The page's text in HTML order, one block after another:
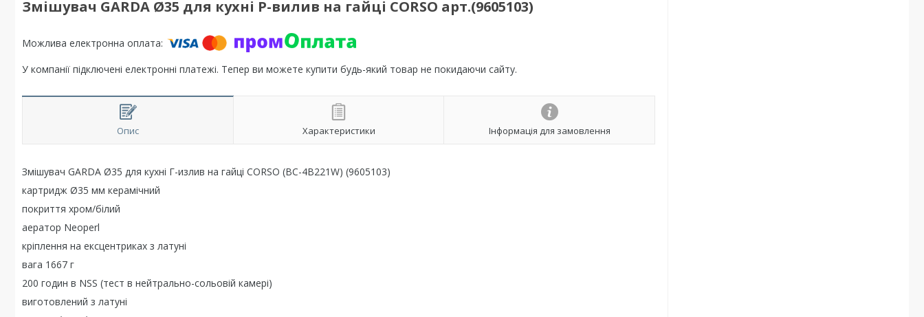
Змішувач GARDA Ø35 для кухні Р-вилив на гайці CORSO арт.(9605103)
У компанії підключені електронні платежі. Тепер ви можете купити будь-який товар не покидаючи сайту.
Опис Характеристики Інформація для замовлення
Змішувач GARDA Ø35 для кухні Г-излив на гайці CORSO (BC-4B221W) (9605103)
картридж Ø35 мм керамічний
покриття хром/білий
аератор Neoperl
кріплення на ексцентриках з латуні
вага 1667 г
200 годин в NSS (тест в нейтрально-сольовій камері)
виготовлений з латуні